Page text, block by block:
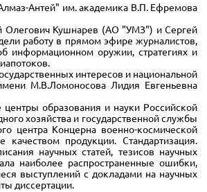
Антей" им. академика В.П. Ефремова
Олегович Кушнарев (АО "УМЗ") и Сергей
работу в прямом эфире журналистов,
информационном оружии, стратегиях и
интересов и национальной
М.В.Ломоносова Лидия Евгеньевна
образования и науки Российской
хозяйства и государственной службы
центра Концерна военно-космической
продукции. Стандартизация.
научных статей, тезисов научных
наиболее распространенные ошибки,
выступлений с докладами на научных
диссертации.